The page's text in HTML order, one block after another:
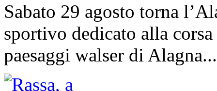
Sabato 29 agosto torna
sportivo dedicato alla
paesaggi walser di Alagna...